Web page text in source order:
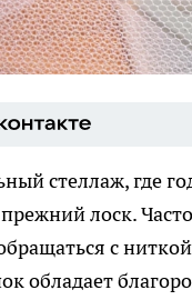
стеллаж, где
лоск.
с
обладает